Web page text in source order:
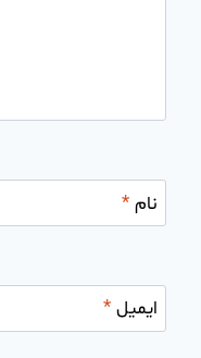
نام*
ایمیل*